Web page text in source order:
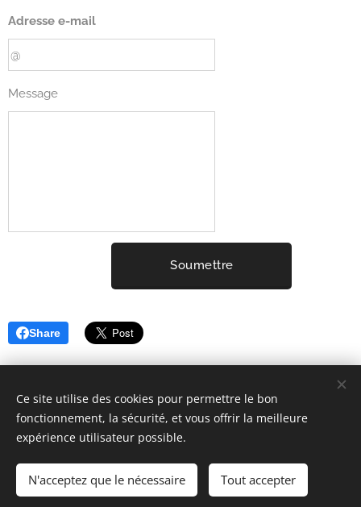
Adresse e-mail
Message
Soumettre
Share
2001-2026 ELYSIUM3 (c) Tous droits réservés.
Mentions Légales Cookies
Ce site utilise des cookies pour permettre le bon
fonctionnement, la sécurité, et vous offrir la meilleure
expérience utilisateur possible.
N'acceptez que le nécessaire Tout accepter